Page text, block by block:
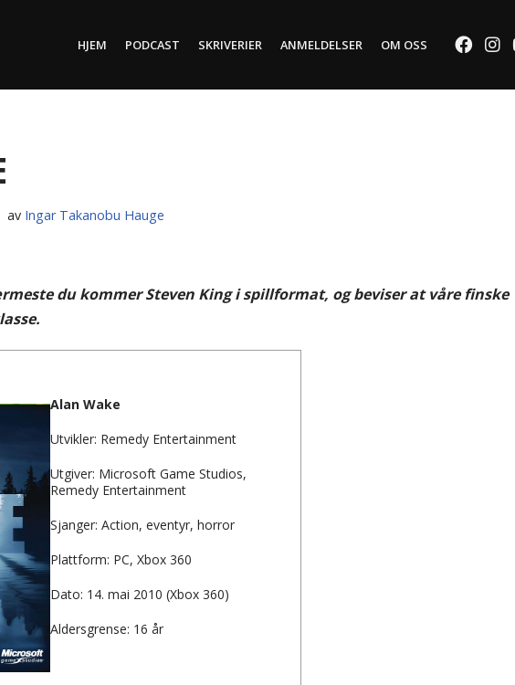
HJEM PODCAST SKRIVERIER ANMELDELSER OM OSS
av Ingar Takanobu Hauge
du kommer Steven King i spillformat, og beviser at våre finske
Alan Wake
Utvikler: Remedy Entertainment
Utgiver: Microsoft Game Studios,
Remedy Entertainment
Sjanger: Action, eventyr, horror
Plattform: PC, Xbox 360
Dato: 14. mai 2010 (Xbox 360)
Aldersgrense: 16 år